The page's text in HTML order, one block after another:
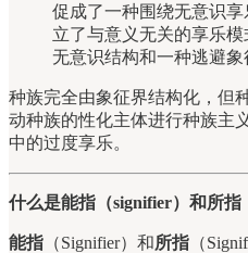
促成了一种围绕无意识
立了与意义无关的享乐
无意识结构和一种逃避象
种族完全由象征界结构化，但
动种族的性化主体进行种族主
中的过度享乐。
什么是能指（signifier）和所指
能指 （Signifier）和所指 （